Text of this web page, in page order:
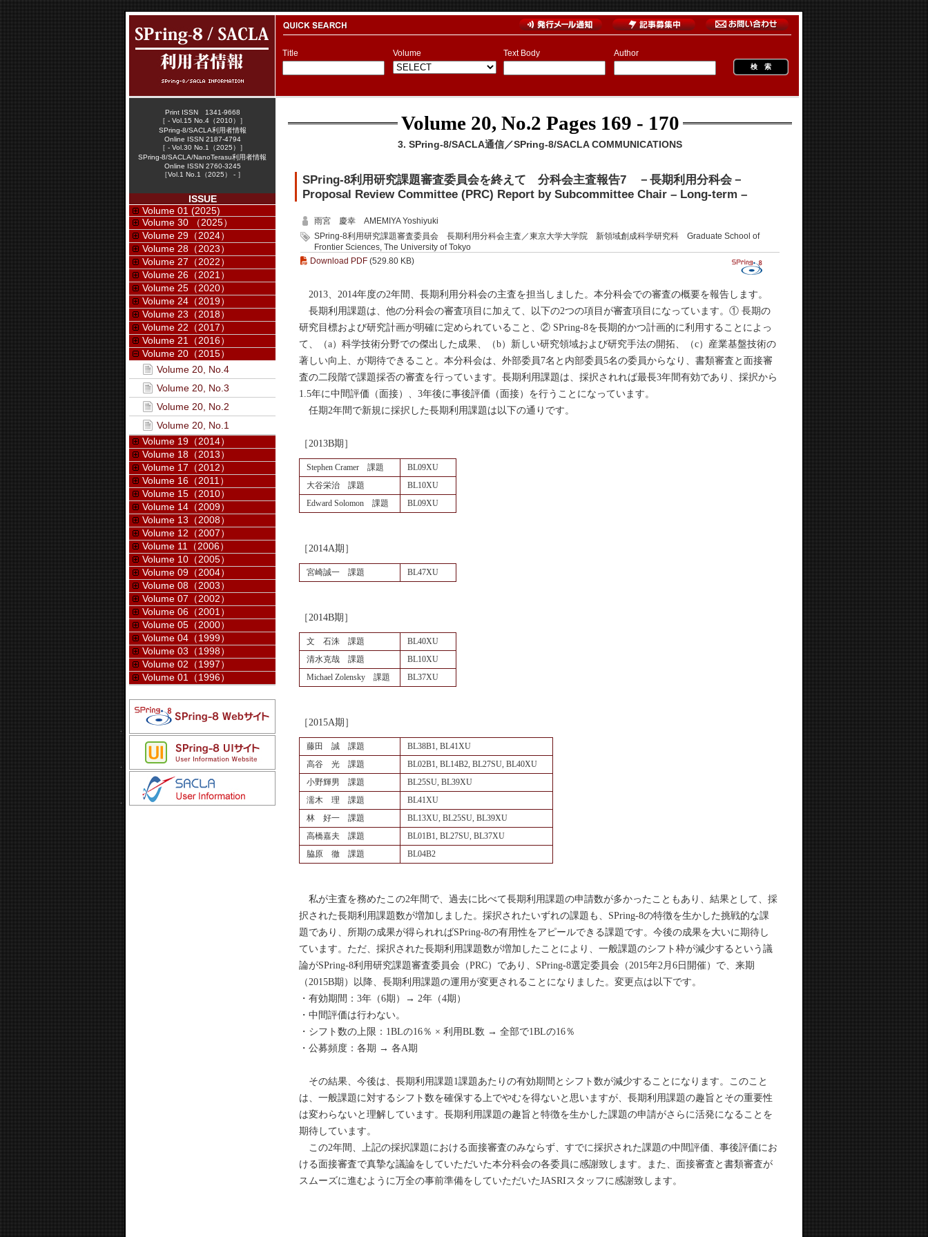
Title Volume Text Body Author
Volume 20, No.2 Pages 169 - 170
3. SPring-8/SACLA通信／SPring-8/SACLA COMMUNICATIONS
SPring-8利用研究課題審査委員会を終えて 分科会主査報告7 －長期利用分科会－
Proposal Review Committee (PRC) Report by Subcommittee Chair – Long-term –
雨宮 慶幸 AMEMIYA Yoshiyuki
SPring-8利用研究課題審査委員会 長期利用分科会主査／東京大学大学院 新領域創成科学研究科 Graduate School of
Frontier Sciences, The University of Tokyo
Download PDF (529.80 KB)
2013、2014年度の2年間、長期利用分科会の主査を担当しました。本分科会での審査の概要を報告します。
長期利用課題は、他の分科会の審査項目に加えて、以下の2つの項目が審査項目になっています。① 長期の
研究目標および研究計画が明確に定められていること、② SPring-8を長期的かつ計画的に利用することによっ
て、（a）科学技術分野での傑出した成果、（b）新しい研究領域および研究手法の開拓、（c）産業基盤技術の
著しい向上、が期待できること。本分科会は、外部委員7名と内部委員5名の委員からなり、書類審査と面接審
査の二段階で課題採否の審査を行っています。長期利用課題は、採択されれば最長3年間有効であり、採択から
1.5年に中間評価（面接）、3年後に事後評価（面接）を行うことになっています。
任期2年間で新規に採択した長期利用課題は以下の通りです。
［2013B期］
Stephen Cramer 課題
BL09XU
大谷栄治 課題
BL10XU
Edward Solomon 課題
BL09XU
［2014A期］
宮崎誠一 課題 BL47XU
［2014B期］
文 石洙 課題
BL40XU
清水克哉 課題
BL10XU
Michael Zolensky 課題
BL37XU
［2015A期］
藤田 誠 課題
BL38B1, BL41XU
高谷 光 課題
BL02B1, BL14B2, BL27SU, BL40XU
小野輝男 課題
BL25SU, BL39XU
濡木 理 課題
BL41XU
林 好一 課題
BL13XU, BL25SU, BL39XU
高橋嘉夫 課題
BL01B1, BL27SU, BL37XU
脇原 徹 課題
BL04B2
私が主査を務めたこの2年間で、過去に比べて長期利用課題の申請数が多かったこともあり、結果として、採
択された長期利用課題数が増加しました。採択されたいずれの課題も、SPring-8の特徴を生かした挑戦的な課
題であり、所期の成果が得られればSPring-8の有用性をアピールできる課題です。今後の成果を大いに期待し
ています。ただ、採択された長期利用課題数が増加したことにより、一般課題のシフト枠が減少するという議
論がSPring-8利用研究課題審査委員会（PRC）であり、SPring-8選定委員会（2015年2月6日開催）で、来期
（2015B期）以降、長期利用課題の運用が変更されることになりました。変更点は以下です。
・有効期間：3年（6期）→ 2年（4期）
・中間評価は行わない。
・シフト数の上限：1BLの16％ × 利用BL数 → 全部で1BLの16％
・公募頻度：各期 → 各A期
その結果、今後は、長期利用課題1課題あたりの有効期間とシフト数が減少することになります。このこと
は、一般課題に対するシフト数を確保する上でやむを得ないと思いますが、長期利用課題の趣旨とその重要性
は変わらないと理解しています。長期利用課題の趣旨と特徴を生かした課題の申請がさらに活発になることを
期待しています。
この2年間、上記の採択課題における面接審査のみならず、すでに採択された課題の中間評価、事後評価にお
ける面接審査で真摯な議論をしていただいた本分科会の各委員に感謝致します。また、面接審査と書類審査が
スムーズに進むように万全の事前準備をしていただいたJASRIスタッフに感謝致します。
Print ISSN 1341-9668
［ - Vol.15 No.4（2010）］
SPring-8/SACLA利用者情報
Online ISSN 2187-4794
［ - Vol.30 No.1（2025）］
SPring-8/SACLA/NanoTerasu利用者情報
Online ISSN 2760-3245
［Vol.1 No.1（2025） - ］
ISSUE
Volume 01 (2025)
Volume 30 （2025）
Volume 29（2024）
Volume 28（2023）
Volume 27（2022）
Volume 26（2021）
Volume 25（2020）
Volume 24（2019）
Volume 23（2018）
Volume 22（2017）
Volume 21（2016）
Volume 20（2015）
Volume 20, No.4
Volume 20, No.3
Volume 20, No.2
Volume 20, No.1
Volume 19（2014）
Volume 18（2013）
Volume 17（2012）
Volume 16（2011）
Volume 15（2010）
Volume 14（2009）
Volume 13（2008）
Volume 12（2007）
Volume 11（2006）
Volume 10（2005）
Volume 09（2004）
Volume 08（2003）
Volume 07（2002）
Volume 06（2001）
Volume 05（2000）
Volume 04（1999）
Volume 03（1998）
Volume 02（1997）
Volume 01（1996）